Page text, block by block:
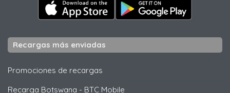
Recargas más enviadas
Promociones de recargas
Recarga Botswana - BTC Mobile